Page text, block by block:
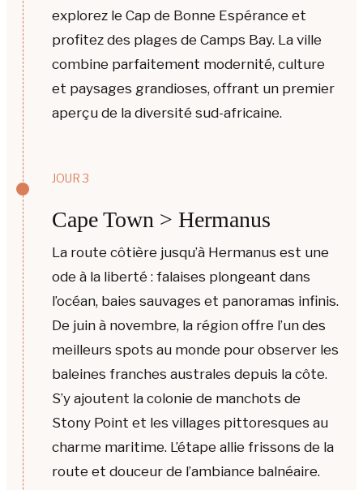
explorez le Cap de Bonne Espérance et
profitez des plages de Camps Bay. La ville
combine parfaitement modernité, culture
et paysages grandioses, offrant un premier
aperçu de la diversité sud-africaine.
JOUR 3
Cape Town > Hermanus
La route côtière jusqu’à Hermanus est une
ode à la liberté : falaises plongeant dans
l’océan, baies sauvages et panoramas infinis.
De juin à novembre, la région offre l’un des
meilleurs spots au monde pour observer les
baleines franches australes depuis la côte.
S’y ajoutent la colonie de manchots de
Stony Point et les villages pittoresques au
charme maritime. L’étape allie frissons de la
route et douceur de l’ambiance balnéaire.